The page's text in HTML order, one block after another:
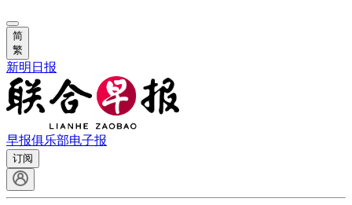
简
繁
新明日报
早报俱乐部电子报
订阅